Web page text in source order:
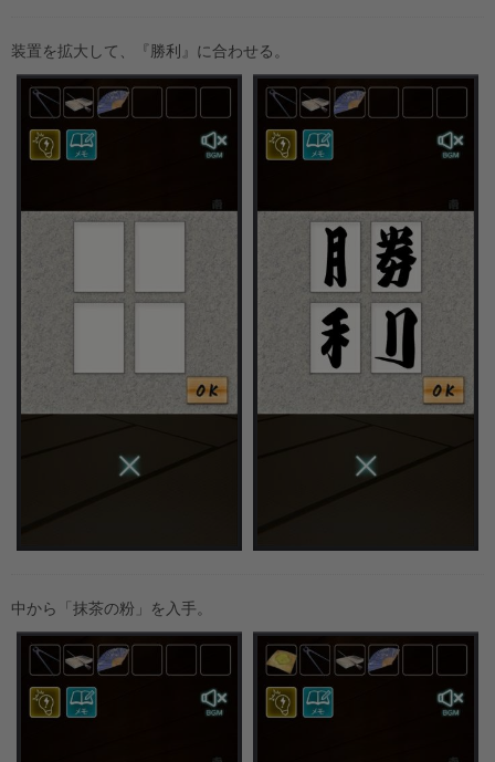
装置を拡大して、『勝利』に合わせる。
中から「抹茶の粉」を入手。